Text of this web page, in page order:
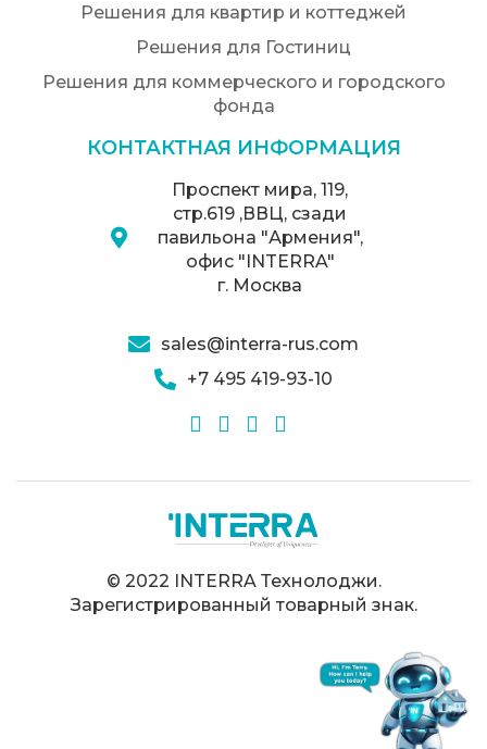
Решения для квартир и коттеджей
Решения для Гостиниц
Решения для коммерческого и городского
фонда
КОНТАКТНАЯ ИНФОРМАЦИЯ
Проспект мира, 119,
стр.619 ,ВВЦ, сзади
павильона "Армения",
офис "INTERRA"
г. Москва
sales@interra-rus.com
+7 495 419-93-10
© 2022 INTERRA Технолоджи.
Зарегистрированный товарный знак.